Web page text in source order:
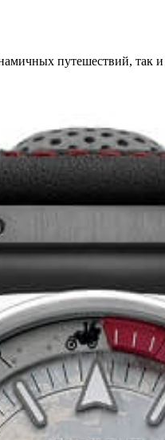
путешествий, так